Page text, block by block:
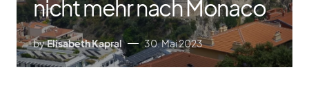
nicht mehr nach Monaco
byElisabeth Kapral 30. Mai 2023